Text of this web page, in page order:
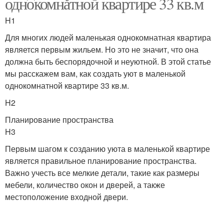
H1
Для многих людей маленькая однокомнатная квартира
является первым жильем. Но это не значит, что она
должна быть беспорядочной и неуютной. В этой статье
мы расскажем вам, как создать уют в маленькой
однокомнатной квартире 33 кв.м.
H2
Планирование пространства
H3
Первым шагом к созданию уюта в маленькой квартире
является правильное планирование пространства.
Важно учесть все мелкие детали, такие как размеры
мебели, количество окон и дверей, а также
местоположение входной двери.